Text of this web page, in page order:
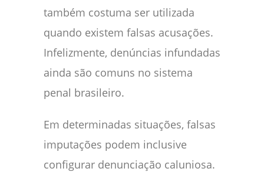
também costuma ser utilizada
quando existem falsas acusações.
Infelizmente, denúncias infundadas
ainda são comuns no sistema
penal brasileiro.
Em determinadas situações, falsas
imputações podem inclusive
configurar denunciação caluniosa.